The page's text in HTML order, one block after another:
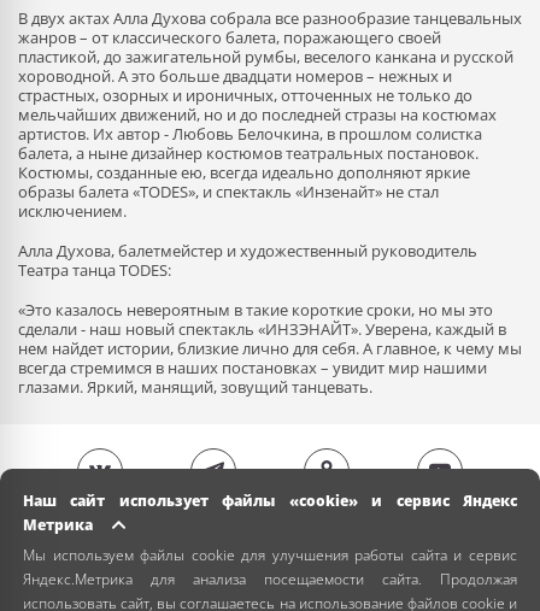
В двух актах Алла Духова собрала все разнообразие танцевальных
жанров – от классического балета, поражающего своей
пластикой, до зажигательной румбы, веселого канкана и русской
хороводной. А это больше двадцати номеров – нежных и
страстных, озорных и ироничных, отточенных не только до
мельчайших движений, но и до последней стразы на костюмах
артистов. Их автор - Любовь Белочкина, в прошлом солистка
балета, а ныне дизайнер костюмов театральных постановок.
Костюмы, созданные ею, всегда идеально дополняют яркие
образы балета «TODES», и спектакль «Инзенайт» не стал
исключением.
Алла Духова, балетмейстер и художественный руководитель
Театра танца TODES:
«Это казалось невероятным в такие короткие сроки, но мы это
сделали - наш новый спектакль «ИНЗЭНАЙТ». Уверена, каждый в
нем найдет истории, близкие лично для себя. А главное, к чему мы
всегда стремимся в наших постановках – увидит мир нашими
глазами. Яркий, манящий, зовущий танцевать.
Наш сайт использует файлы «cookie» и сервис Яндекс
Метрика
Мы используем файлы cookie для улучшения работы сайта и сервис
Яндекс.Метрика для анализа посещаемости сайта. Продолжая
использовать сайт, вы соглашаетесь на использование файлов cookie и